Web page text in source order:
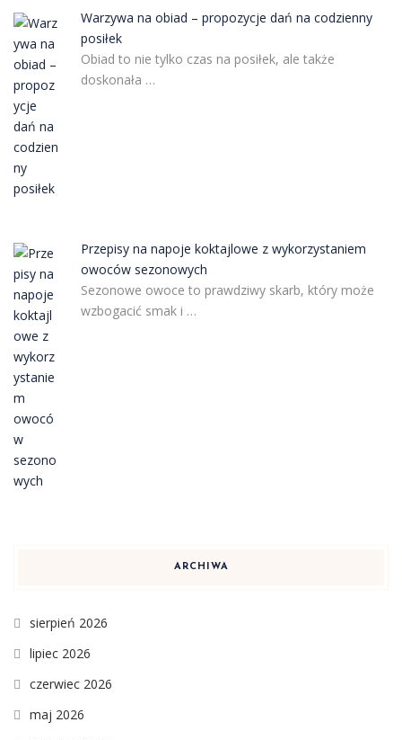
Warzywa na obiad – propozycje dań na codzienny
posiłek
Obiad to nie tylko czas na posiłek, ale także
doskonała …
Przepisy na napoje koktajlowe z wykorzystaniem
owoców sezonowych
Sezonowe owoce to prawdziwy skarb, który może
wzbogacić smak i …
ARCHIWA
sierpień 2026
lipiec 2026
czerwiec 2026
maj 2026